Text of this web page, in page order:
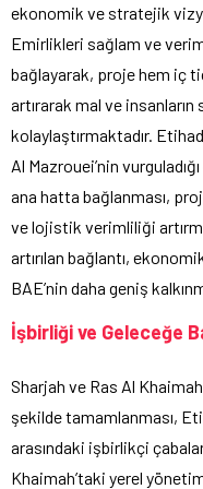
ekonomik ve stratejik
Emirlikleri sağlam ve
bağlayarak, proje hem iç
artırarak mal ve
kolaylaştırmaktadır.
Al Mazrouei’nin
ana hatta bağlanması,
ve lojistik verimliliği
artırılan bağlantı,
BAE’nin daha geniş
İşbirliği ve Geleceğe
Sharjah ve Ras Al Khaimah
şekilde tamamlanması,
arasındaki işbirlikçi
Khaimah’taki yerel